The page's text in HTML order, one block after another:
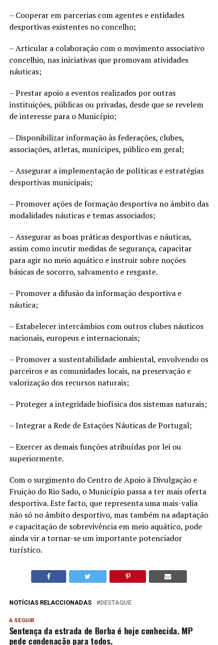
– Cooperar em parcerias com agentes e entidades
desportivas existentes no concelho;
– Articular a colaboração com o movimento associativo
concelhio, nas iniciativas que promovam atividades
náuticas;
– Prestar apoio a eventos realizados por outras
instituições, públicas ou privadas, desde que se revelem
de interesse para o Município;
– Disponibilizar informação às federações, clubes,
associações, atletas, munícipes, público em geral;
– Assegurar a implementação de políticas e estratégias
desportivas municipais;
– Promover ações de formação desportiva no âmbito das
modalidades náuticas e temas associados;
– Assegurar as boas práticas desportivas e náuticas,
assim como incutir medidas de segurança, capacitar
para agir no meio aquático e instruir sobre noções
básicas de socorro, salvamento e resgaste.
– Promover a difusão da informação desportiva e
náutica;
– Estabelecer intercâmbios com outros clubes náuticos
nacionais, europeus e internacionais;
– Promover a sustentabilidade ambiental, envolvendo os
parceiros e as comunidades locais, na preservação e
valorização dos recursos naturais;
– Proteger a integridade biofísica dos sistemas naturais;
– Integrar a Rede de Estações Náuticas de Portugal;
– Exercer as demais funções atribuídas por lei ou
superiormente.
Com o surgimento do Centro de Apoio à Divulgação e
Fruição do Rio Sado, o Município passa a ter mais oferta
desportiva. Este facto, que representa uma mais-valia
não só no âmbito desportivo, mas também na adaptação
e capacitação de sobrevivência em meio aquático, pode
ainda vir a tornar-se um importante potenciador
turístico.
NOTÍCIAS RELACCIONADAS DESTAQUE
A SEGUIR
Sentença da estrada de Borba é hoje conhecida. MP
pede condenação para todos.